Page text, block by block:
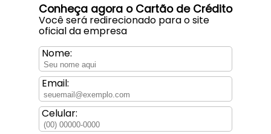
Conheça agora o Cartão de Crédito
Você será redirecionado para o site
oficial da empresa
Nome:
Email:
Celular: